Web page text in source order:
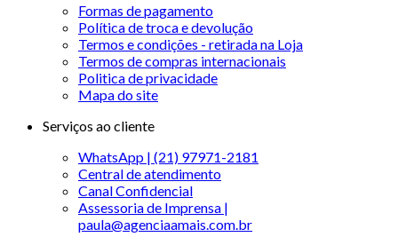
Formas de pagamento
Política de troca e devolução
Termos e condições - retirada na Loja
Termos de compras internacionais
Politica de privacidade
Mapa do site
Serviços ao cliente
WhatsApp | (21) 97971-2181
Central de atendimento
Canal Confidencial
Assessoria de Imprensa |
paula@agenciaamais.com.br